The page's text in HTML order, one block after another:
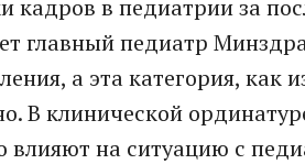
кадров в педиатрии за
главный педиатр
а эта категория, как
В клинической
влияют на ситуацию с